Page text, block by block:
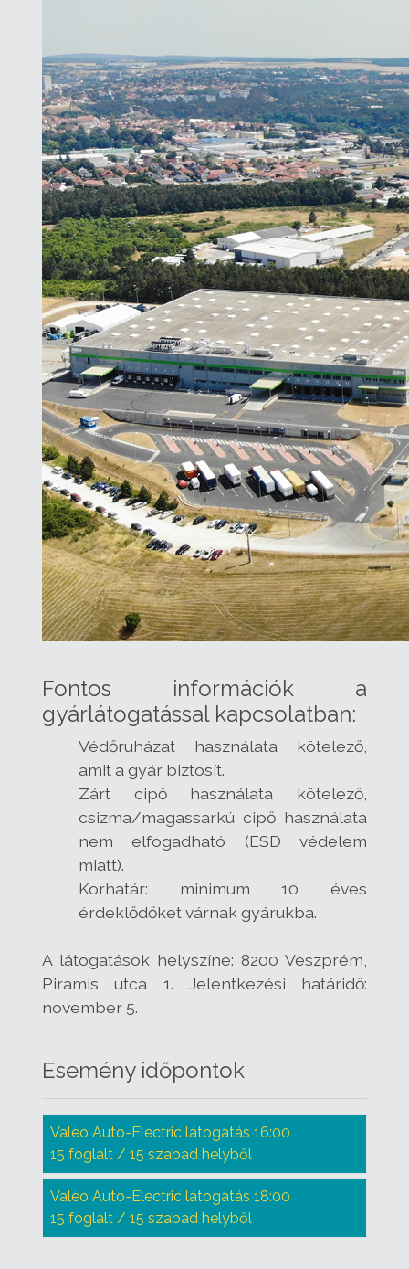
Fontos információk a
gyárlátogatással kapcsolatban:
Védőruházat használata kötelező,
amit a gyár biztosít.
Zárt cipő használata kötelező,
csizma/magassarkú cipő használata
nem elfogadható (ESD védelem
miatt).
Korhatár: minimum 10 éves
érdeklődőket várnak gyárukba.
A látogatások helyszíne: 8200 Veszprém,
Piramis utca 1. Jelentkezési határidő:
november 5.
Esemény időpontok
Valeo Auto-Electric látogatás 16:00
15 foglalt / 15 szabad helyből
Valeo Auto-Electric látogatás 18:00
15 foglalt / 15 szabad helyből